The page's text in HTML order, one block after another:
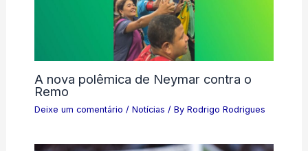
A nova polêmica de Neymar contra o
Remo
Deixe um comentário / Notícias / By Rodrigo Rodrigues